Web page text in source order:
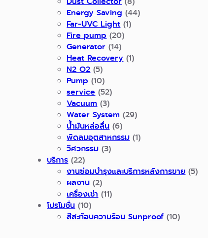
Energy Saving (44)
Far-UVC Light (1)
Fire pump (20)
Generator (14)
Heat Recovery (1)
N2 O2 (5)
Pump (10)
service (52)
Vacuum (3)
Water System (29)
น้ำมันหล่อลื่น (6)
พัดลมอุตสาหกรรม (1)
วิศวกรรม (3)
บริการ (22)
งานซ่อมบำรุงและบริการหลังการขาย (5)
ผลงาน (2)
เครื่องเช่า (11)
โปรโมชั่น (10)
สีสะท้อนความร้อน Sunproof (10)